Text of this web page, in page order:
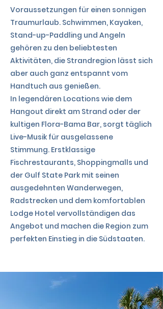
Voraussetzungen für einen sonnigen
Traumurlaub. Schwimmen, Kayaken,
Stand-up-Paddling und Angeln
gehören zu den beliebtesten
Aktivitäten, die Strandregion lässt sich
aber auch ganz entspannt vom
Handtuch aus genießen.
In legendären Locations wie dem
Hangout direkt am Strand oder der
kultigen Flora-Bama Bar, sorgt täglich
Live-Musik für ausgelassene
Stimmung. Erstklassige
Fischrestaurants, Shoppingmalls und
der Gulf State Park mit seinen
ausgedehnten Wanderwegen,
Radstrecken und dem komfortablen
Lodge Hotel vervollständigen das
Angebot und machen die Region zum
perfekten Einstieg in die Südstaaten.